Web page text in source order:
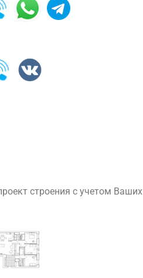
строения с учетом Ваших